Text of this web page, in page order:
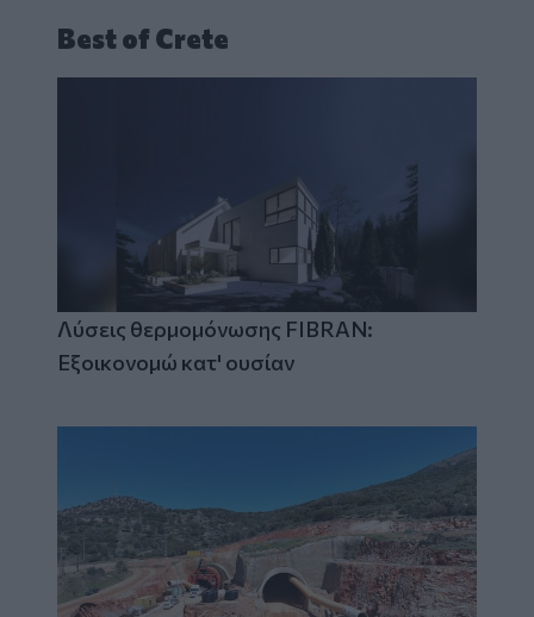
Best of Crete
Λύσεις θερμομόνωσης FIBRAN:
Εξοικονομώ κατ' ουσίαν